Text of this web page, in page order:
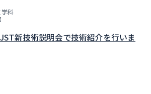
科
新技術説明会で技術紹介を行いま